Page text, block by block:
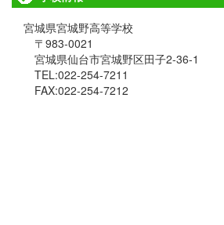
宮城県宮城野高等学校
〒983-0021
宮城県仙台市宮城野区田子2-36-1
TEL:022-254-7211
FAX:022-254-7212